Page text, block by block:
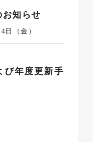
お知らせ
日（金）
び年度更新手